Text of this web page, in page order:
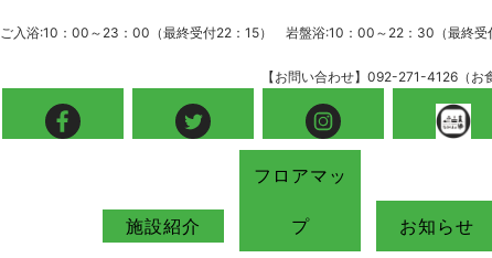
ご入浴:10：00～23：00（最終受付22：15） 岩盤浴:10：00～22：30（最終
【お問い合わせ】092-271-4126（
施設紹介
フロアマッ
プ お知らせ